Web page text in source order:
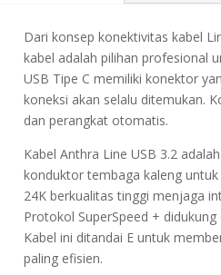
Dari konsep konektivitas kabel
kabel adalah pilihan profesional
USB Tipe C memiliki konektor
koneksi akan selalu ditemukan.
dan perangkat otomatis.
Kabel Anthra Line USB 3.2
konduktor tembaga kaleng
24K berkualitas tinggi menjaga
Protokol SuperSpeed +
Kabel ini ditandai E untuk
paling efisien.